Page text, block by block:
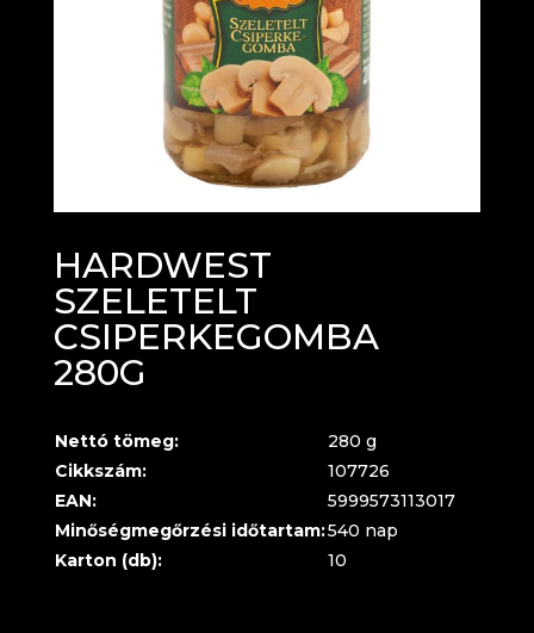
HARDWEST
SZELETELT
CSIPERKEGOMBA
280G
Nettó tömeg:
280 g
Cikkszám:
107726
EAN:
5999573113017
Minőségmegőrzési időtartam:540 nap
Karton (db):
10